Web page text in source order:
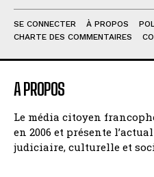
SE CONNECTER À PROPOS
CHARTE DES COMMENTAIRES
A PROPOS
Le média citoyen
en 2006 et présente
judiciaire, culturelle et